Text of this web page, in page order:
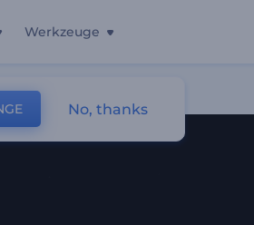
Werkzeuge
No, thanks